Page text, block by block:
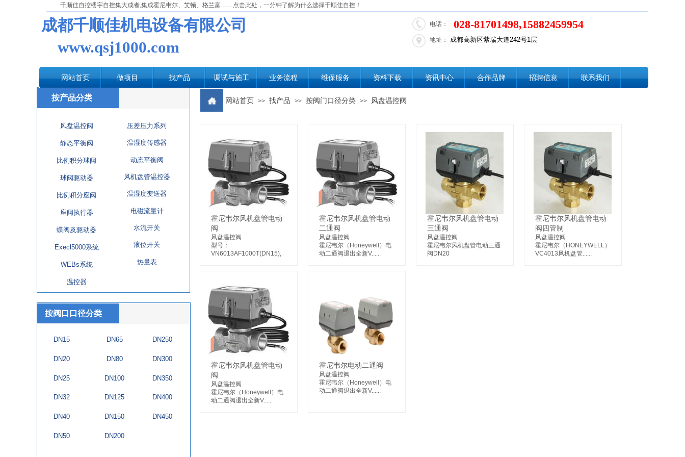
电话：
网站首页 做项目 找产品 调试与施工 业务流程 维保服务 资料下载 资讯中心 合作品牌 招聘信息 联系我们
成都高新区紫瑞大道242号1层
028-81701498,15882459954
地址：
千顺佳自控楼宇自控集大成者,集成霍尼韦尔、艾顿、格兰富……点击此处，一分钟了解为什么选择千顺佳自控！
成都千顺佳机电设备有限公司
www.qsj1000.com
按产品分类 网站首页 >> 找产品 >> 按阀门口径分类 >> 风盘温控阀
压差压力系列
温湿度传感器
动态平衡阀
风机盘管温控器
温湿度变送器
电磁流量计
水流开关
液位开关
热量表
风盘温控阀
静态平衡阀
比例积分球阀
球阀驱动器
比例积分座阀
座阀执行器
蝶阀及驱动器
Execl5000系统
WEBs系统
温控器
霍尼韦尔风机盘管电动
阀
风盘温控阀
型号：
VN6013AF1000T(DN15),
霍尼韦尔风机盘管电动
二通阀
风盘温控阀
霍尼韦尔（Honeywell）电
动二通阀退出全新V......
霍尼韦尔风机盘管电动
三通阀
风盘温控阀
霍尼韦尔风机盘管电动三通
阀DN20
霍尼韦尔风机盘管电动
阀四管制
风盘温控阀
霍尼韦尔（HONEYWELL）
VC4013风机盘管......
霍尼韦尔风机盘管电动
阀
风盘温控阀
霍尼韦尔（Honeywell）电
动二通阀退出全新V......
霍尼韦尔电动二通阀
风盘温控阀
霍尼韦尔（Honeywell）电
动二通阀退出全新V......
按阀口口径分类
DN65
DN80
DN100
DN125
DN150
DN200
DN15
DN20
DN25
DN32
DN40
DN50
DN250
DN300
DN350
DN400
DN450